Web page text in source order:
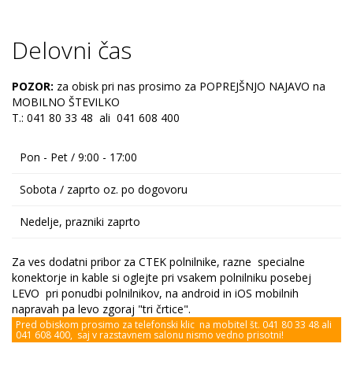
Delovni čas
POZOR: za obisk pri nas prosimo za POPREJŠNJO NAJAVO na
MOBILNO ŠTEVILKO
T.: 041 80 33 48 ali 041 608 400
Pon - Pet / 9:00 - 17:00
Sobota / zaprto oz. po dogovoru
Nedelje, prazniki zaprto
Za ves dodatni pribor za CTEK polnilnike, razne specialne
konektorje in kable si oglejte pri vsakem polnilniku posebej
LEVO pri ponudbi polnilnikov, na android in iOS mobilnih
napravah pa levo zgoraj "tri črtice".
Pred obiskom prosimo za telefonski klic na mobitel št. 041 80 33 48 ali
041 608 400, saj v razstavnem salonu nismo vedno prisotni!